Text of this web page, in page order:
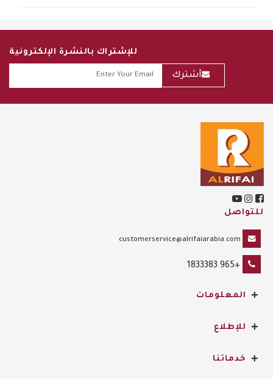
للإشتراك بالنشرة الإلكترونية
أشترك
للتواصل
customerservice@alrifaiarabia.com
+965 1833383
المعلومات +
للإطلاع +
خدماتنا +